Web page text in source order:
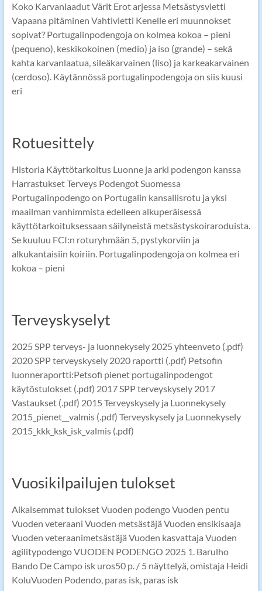
Koko Karvanlaadut Värit Erot arjessa Metsästysvietti
Vapaana pitäminen Vahtivietti Kenelle eri muunnokset
sopivat? Portugalinpodengoja on kolmea kokoa – pieni
(pequeno), keskikokoinen (medio) ja iso (grande) – sekä
kahta karvanlaatua, sileäkarvainen (liso) ja karkeakarvainen
(cerdoso). Käytännössä portugalinpodengoja on siis kuusi
eri
Rotuesittely
Historia Käyttötarkoitus Luonne ja arki podengon kanssa
Harrastukset Terveys Podengot Suomessa
Portugalinpodengo on Portugalin kansallisrotu ja yksi
maailman vanhimmista edelleen alkuperäisessä
käyttötarkoituksessaan säilyneistä metsästyskoiraroduista.
Se kuuluu FCI:n roturyhmään 5, pystykorviin ja
alkukantaisiin koiriin. Portugalinpodengoja on kolmea eri
kokoa – pieni
Terveyskyselyt
2025 SPP terveys- ja luonnekysely 2025 yhteenveto (.pdf)
2020 SPP terveyskysely 2020 raportti (.pdf) Petsofin
luonneraportti:Petsofi pienet portugalinpodengot
käytöstulokset (.pdf) 2017 SPP terveyskysely 2017
Vastaukset (.pdf) 2015 Terveyskysely ja Luonnekysely
2015_pienet__valmis (.pdf) Terveyskysely ja Luonnekysely
2015_kkk_ksk_isk_valmis (.pdf)
Vuosikilpailujen tulokset
Aikaisemmat tulokset Vuoden podengo Vuoden pentu
Vuoden veteraani Vuoden metsästäjä Vuoden ensikisaaja
Vuoden veteraanimetsästäjä Vuoden kasvattaja Vuoden
agilitypodengo VUODEN PODENGO 2025 1. Barulho
Bando De Campo isk uros50 p. / 5 näyttelyä, omistaja Heidi
KoluVuoden Podendo, paras isk, paras isk